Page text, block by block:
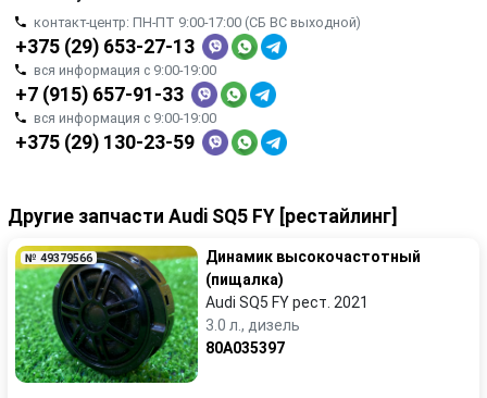
контакт-центр: ПН-ПТ 9:00-17:00 (СБ ВС выходной)
+375 (29) 653-27-13
вся информация с 9:00-19:00
+7 (915) 657-91-33
вся информация с 9:00-19:00
+375 (29) 130-23-59
Другие запчасти Audi SQ5 FY [рестайлинг]
№ 49379566
Динамик высокочастотный
(пищалка)
Audi SQ5 FY рест. 2021
3.0 л., дизель
80A035397